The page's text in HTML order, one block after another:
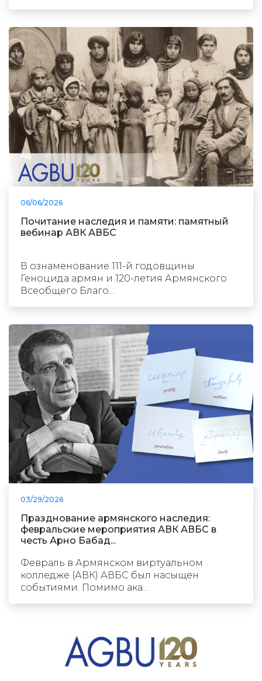
06/06/2026
Почитание наследия и памяти: памятный
вебинар АВК АВБС
В ознаменование 111-й годовщины
Геноцида армян и 120-летия Армянского
Всеобщего Благо...
03/29/2026
Празднование армянского наследия:
февральские мероприятия АВК АВБС в
честь Арно Бабад...
Февраль в Армянском виртуальном
колледже (АВК) АВБС был насыщен
событиями. Помимо ака...